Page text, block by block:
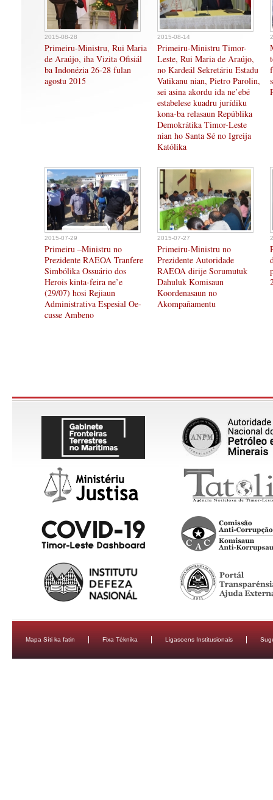
2015-08-28
Primeiru-Ministru, Rui Maria
de Araújo, iha Vizita Ofisiál
ba Indonézia 26-28 fulan
agostu 2015
2015-08-14
Primeiru-Ministru Timor-
Leste, Rui Maria de Araújo,
no Kardeál Sekretáriu Estadu
Vatikanu nian, Pietro Parolin,
sei asina akordu ida ne’ebé
estabelese kuadru jurídiku
kona-ba relasaun Repúblika
Demokrátika Timor-Leste
nian ho Santa Sé no Igreija
Katólika
2015-07-29
Primeiru –Ministru no
Prezidente RAEOA Tranfere
Simbólika Ossuário dos
Herois kinta-feira ne’e
(29/07) hosi Rejiaun
Administrativa Espesial Oe-
cusse Ambeno
2015-07-27
Primeiru-Ministru no
Prezidente Autoridade
RAEOA dirije Sorumutuk
Dahuluk Komisaun
Koordenasaun no
Akompañamentu
Mapa Síti ka fatin Fixa Téknika Ligasoens Institusionais